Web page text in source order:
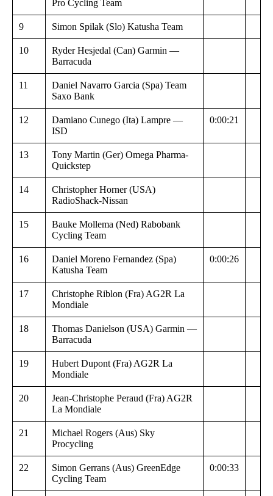
Pro Cycling Team
9 Simon Spilak (Slo) Katusha Team
10
Ryder Hesjedal (Can) Garmin —
Barracuda
11
Daniel Navarro Garcia (Spa) Team
Saxo Bank
12
Damiano Cunego (Ita) Lampre —
ISD
0:00:21
13
Tony Martin (Ger) Omega Pharma-
Quickstep
14
Christopher Horner (USA)
RadioShack-Nissan
15
Bauke Mollema (Ned) Rabobank
Cycling Team
16
Daniel Moreno Fernandez (Spa)
Katusha Team
0:00:26
17
Christophe Riblon (Fra) AG2R La
Mondiale
18
Thomas Danielson (USA) Garmin —
Barracuda
19
Hubert Dupont (Fra) AG2R La
Mondiale
20
Jean-Christophe Peraud (Fra) AG2R
La Mondiale
21
Michael Rogers (Aus) Sky
Procycling
22
Simon Gerrans (Aus) GreenEdge
Cycling Team
0:00:33